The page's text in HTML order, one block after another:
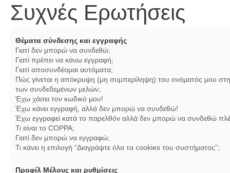
Συχνές Ερωτήσεις
Θέματα σύνδεσης και εγγραφής
Γιατί δεν μπορώ να συνδεθώ;
Γιατί πρέπει να κάνω εγγραφή;
Γιατί αποσυνδέομαι αυτόματα;
Πώς γίνεται η απόκρυψη (μη συμπερίληψη) του ονόματός μου στη
των συνδεδεμένων μελών;
Έχω χάσει τον κωδικό μου!
Έχω κάνει εγγραφή, αλλά δεν μπορώ να συνδεθώ!
Έχω εγγραφεί κατά το παρελθόν αλλά δεν μπορώ να συνδεθώ
Τι είναι το COPPA;
Γιατί δεν μπορώ να εγγραφώ;
Τι κάνει η επιλογή “Διαγράψτε όλα τα cookies του συστήματος”;
Προφίλ Μέλους και ρυθμίσεις